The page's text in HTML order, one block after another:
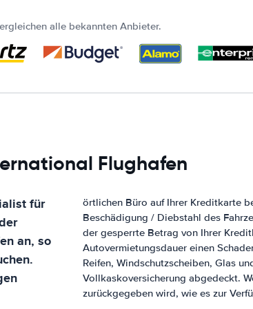
alle bekannten Anbieter.
Flughafen
für
an, so
örtlichen Büro auf Ihrer Kreditkarte
Beschädigung / Diebstahl des
der gesperrte Betrag von Ihrer
Autovermietungsdauer einen
Reifen, Windschutzscheiben, Glas
Vollkaskoversicherung abgedeckt.
zurückgegeben wird, wie es zur